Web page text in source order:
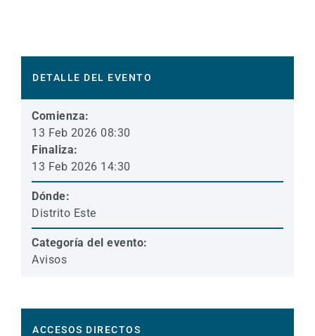
DETALLE DEL EVENTO
Comienza:
13 Feb 2026 08:30
Finaliza:
13 Feb 2026 14:30
Dónde:
Distrito Este
Categoría del evento:
Avisos
ACCESOS DIRECTOS